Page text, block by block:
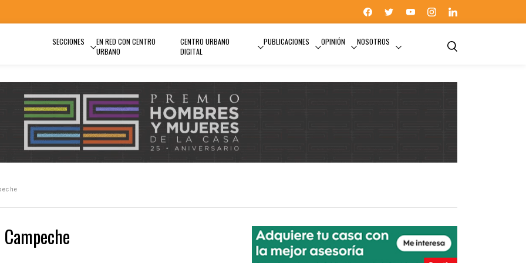
SECCIONES
EN RED CON CENTRO
URBANO
CENTRO URBANO
DIGITAL
PUBLICACIONES OPINIÓN NOSOTROS